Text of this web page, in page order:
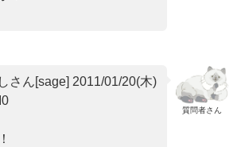
質問者さん
さん[sage] 2011/01/20(木)